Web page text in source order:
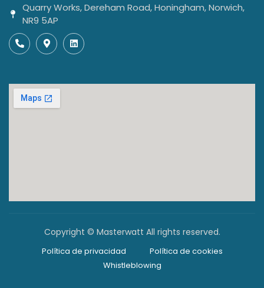
Quarry Works, Dereham Road, Honingham, Norwich,
NR9 5AP
Copyright © Masterwatt All rights reserved.
Política de privacidad
Política de cookies
Whistleblowing